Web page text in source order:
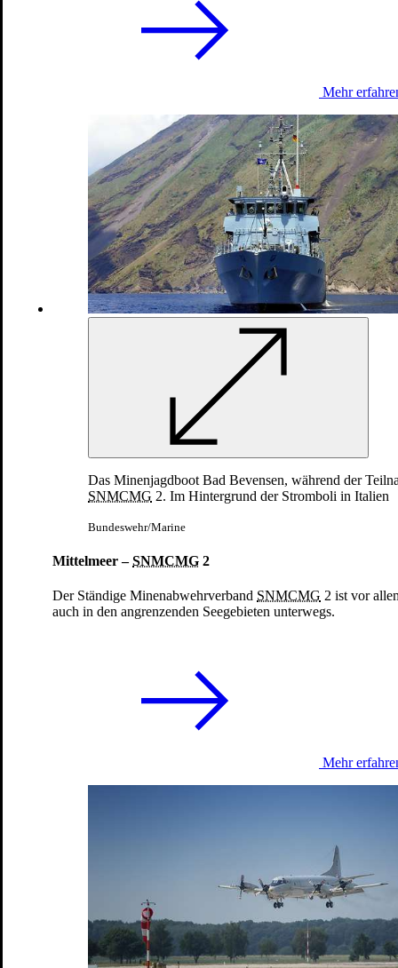
Mehr
Das Minenjagdboot Bad Bevensen, während der
SNMCMG 2. Im Hintergrund der Stromboli in Italien
Bundeswehr/Marine
Mittelmeer –SNMCMG 2
Der Ständige Minenabwehrverband SNMCMG 2 ist vor
auch in den angrenzenden Seegebieten unterwegs.
Mehr
Als Zahnarzthelfer in Erbil bei Capacity Building Iraq
zurück
In multinationalen Auslandseinsätzen engagiert sich die Bundeswehr
weltweit im Krisen- und Konfliktmanagement. Deutsche
Soldatinnen und Soldaten bilden etwa Angehörige befreundeter
Streitkräfte aus, stabilisieren Krisenregionen oder beraten
Sicherheitsbehörden. Derzeit ist die Bundeswehr an folgenden
Einsätzen beteiligt:
Kosovo: Die Bundeswehr beiKFOR